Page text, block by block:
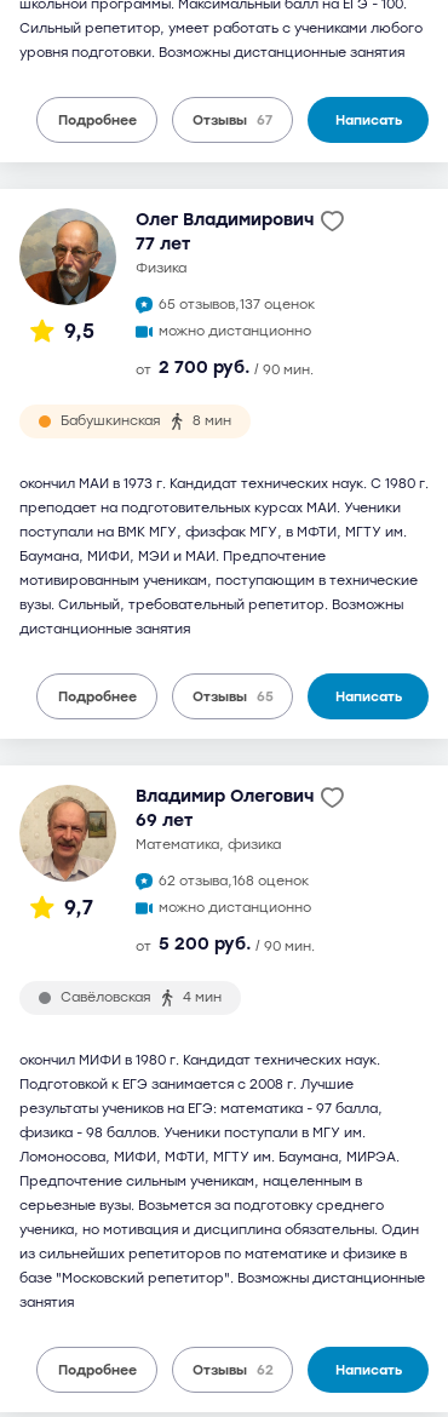
школьной программы. Максимальный балл на ЕГЭ - 100.
Сильный репетитор, умеет работать с учениками любого
уровня подготовки. Возможны дистанционные занятия
Подробнее Отзывы 67 Написать
9,5
Олег Владимирович
77 лет
физика
65 отзывов,137 оценок
можно дистанционно
от 2 700 руб. / 90 мин.
Бабушкинская 8 мин
окончил МАИ в 1973 г. Кандидат технических наук. С 1980 г.
преподает на подготовительных курсах МАИ. Ученики
поступали на ВМК МГУ, физфак МГУ, в МФТИ, МГТУ им.
Баумана, МИФИ, МЭИ и МАИ. Предпочтение
мотивированным ученикам, поступающим в технические
вузы. Сильный, требовательный репетитор. Возможны
дистанционные занятия
Подробнее Отзывы 65 Написать
9,7
Владимир Олегович
69 лет
математика, физика
62 отзыва,168 оценок
можно дистанционно
от 5 200 руб. / 90 мин.
Савёловская 4 мин
окончил МИФИ в 1980 г. Кандидат технических наук.
Подготовкой к ЕГЭ занимается с 2008 г. Лучшие
результаты учеников на ЕГЭ: математика - 97 балла,
физика - 98 баллов. Ученики поступали в МГУ им.
Ломоносова, МИФИ, МФТИ, МГТУ им. Баумана, МИРЭА.
Предпочтение сильным ученикам, нацеленным в
серьезные вузы. Возьмется за подготовку среднего
ученика, но мотивация и дисциплина обязательны. Один
из сильнейших репетиторов по математике и физике в
базе "Московский репетитор". Возможны дистанционные
занятия
Подробнее Отзывы 62 Написать